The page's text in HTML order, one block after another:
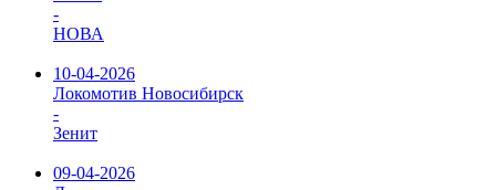
-
НОВА
10-04-2026
Локомотив Новосибирск
-
Зенит
09-04-2026